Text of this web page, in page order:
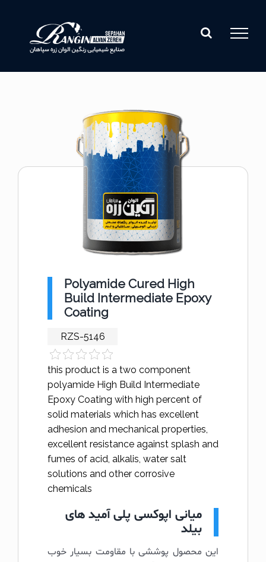
content
Polyamide Cured High
Build Intermediate Epoxy
Coating
RZS-5146
this product is a two component
polyamide High Build Intermediate
Epoxy Coating with high percent of
solid materials which has excellent
adhesion and mechanical properties,
excellent resistance against splash and
fumes of acid, alkalis, water salt
solutions and other corrosive
chemicals
میانی اپوکسی پلی آمید های
بیلد
این محصول پوششی با مقاومت بسیار خوب